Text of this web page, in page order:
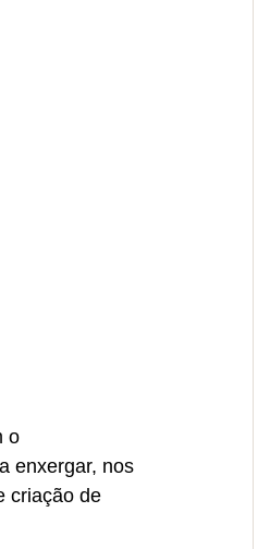
o
enxergar, nos
criação de